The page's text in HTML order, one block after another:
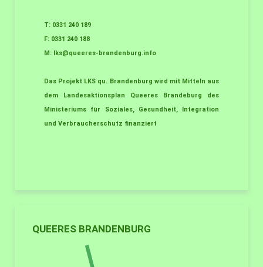
T: 0331 240 189
F: 0331 240 188
M:
lks@queeres-brandenburg.info
Das Projekt LKS qu. Brandenburg wird mit Mitteln aus
dem Landesaktionsplan Queeres Brandeburg des
Ministeriums für Soziales, Gesundheit, Integration
und Verbraucherschutz finanziert
QUEERES BRANDENBURG